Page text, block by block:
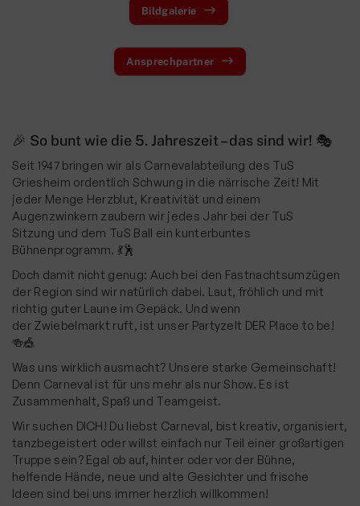
Bildgalerie
Ansprechpartner
🎉 So bunt wie die 5. Jahreszeit – das sind wir! 🎭
Seit 1947 bringen wir als Carnevalabteilung des TuS
Griesheim ordentlich Schwung in die närrische Zeit! Mit
jeder Menge Herzblut, Kreativität und einem
Augenzwinkern zaubern wir jedes Jahr bei der TuS
Sitzung und dem TuS Ball ein kunterbuntes
Bühnenprogramm. 💃🕺
Doch damit nicht genug: Auch bei den Fastnachtsumzügen
der Region sind wir natürlich dabei. Laut, fröhlich und mit
richtig guter Laune im Gepäck. Und wenn
der Zwiebelmarkt ruft, ist unser Partyzelt DER Place to be!
🍻🎪
Was uns wirklich ausmacht? Unsere starke Gemeinschaft!
Denn Carneval ist für uns mehr als nur Show. Es ist
Zusammenhalt, Spaß und Teamgeist.
Wir suchen DICH! Du liebst Carneval, bist kreativ, organisiert,
tanzbegeistert oder willst einfach nur Teil einer großartigen
Truppe sein? Egal ob auf, hinter oder vor der Bühne,
helfende Hände, neue und alte Gesichter und frische
Ideen sind bei uns immer herzlich willkommen!
Seniorensport
Ski & Wandern
Schwimmen
Sportkegeln
Tanzsport
Tennis
Triathlon
Turnen
Wettkampfturnen
Volleyball